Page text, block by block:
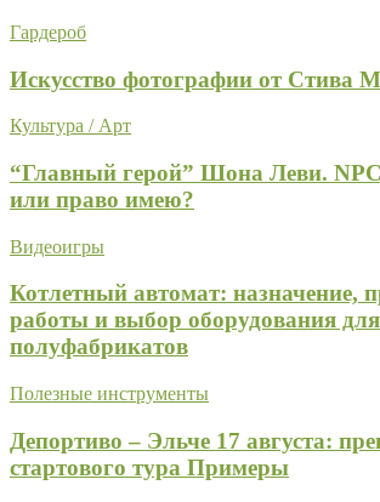
Гардероб
Искусство фотографии от Стива
Культура / Арт
“Главный герой” Шона Леви.
или право имею?
Видеоигры
Котлетный автомат: назначение,
работы и выбор оборудования для
полуфабрикатов
Полезные инструменты
Депортиво – Эльче 17 августа:
стартового тура Примеры